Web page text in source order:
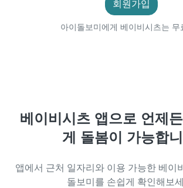
회원가입
아이돌보미에게 베이비시츠는 무
베이비시츠 앱으로 언제
게 돌봄이 가능합
앱에서 근처 일자리와 이용 가능한 베이
돌보미를 손쉽게 확인해보